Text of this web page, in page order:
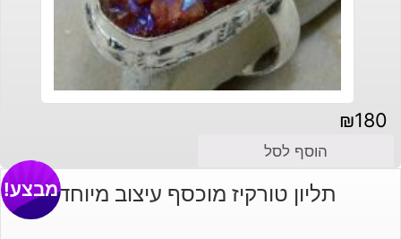
₪180
הוסף לסל
תליון טורקיז מוכסף עיצוב מיוחדמבצע!